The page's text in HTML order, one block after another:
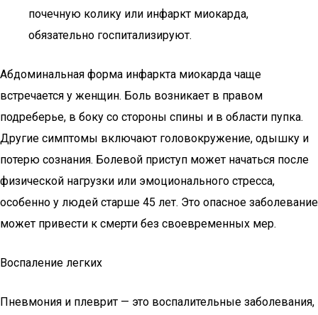
почечную колику или инфаркт миокарда,
обязательно госпитализируют.
Абдоминальная форма инфаркта миокарда чаще
встречается у женщин. Боль возникает в правом
подреберье, в боку со стороны спины и в области пупка.
Другие симптомы включают головокружение, одышку и
потерю сознания. Болевой приступ может начаться после
физической нагрузки или эмоционального стресса,
особенно у людей старше 45 лет. Это опасное заболевание
может привести к смерти без своевременных мер.
Воспаление легких
Пневмония и плеврит — это воспалительные заболевания,